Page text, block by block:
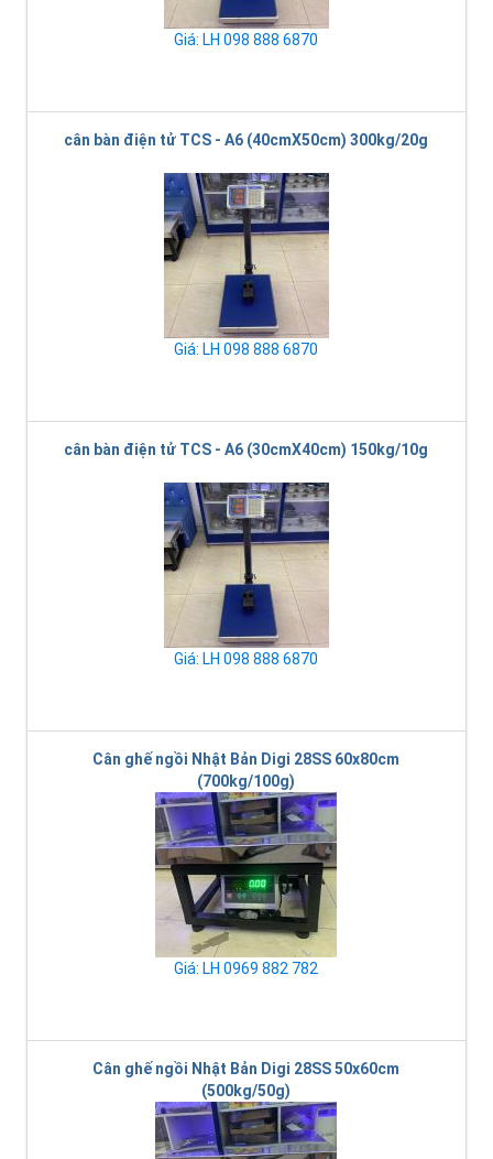
Giá: LH 098 888 6870
cân bàn điện tử TCS - A6 (40cmX50cm) 300kg/20g
Giá: LH 098 888 6870
cân bàn điện tử TCS - A6 (30cmX40cm) 150kg/10g
Giá: LH 098 888 6870
Cân ghế ngồi Nhật Bản Digi 28SS 60x80cm
(700kg/100g)
Giá: LH 0969 882 782
Cân ghế ngồi Nhật Bản Digi 28SS 50x60cm
(500kg/50g)